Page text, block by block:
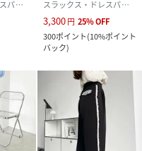
角度により、実物と色
いている品質表示とア
。
スラックス・ドレスパンツ スラックス・ドレスパンツ
3,300円 25%OFF
300ポイント(10%ポイント
バック)